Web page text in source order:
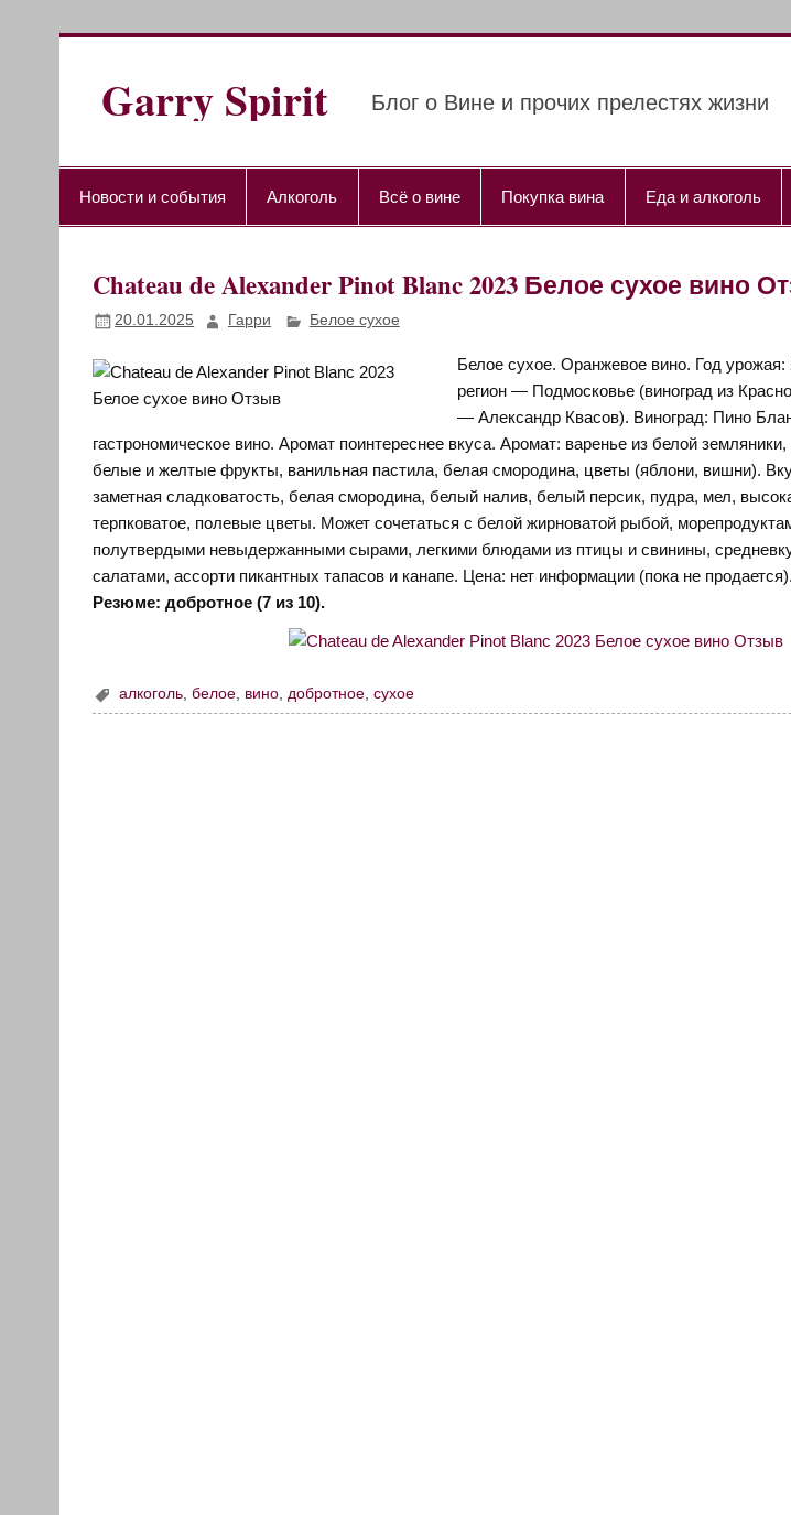
Перейти
Garry Spirit Блог о Вине и прочих прелестях жизни
Новости и события Алкоголь Всё о вине Покупка вина Еда и алкоголь
Chateau de Alexander Pinot Blanc 2023 Белое сухое вино
20.01.2025 Гарри Белое сухое
Белое сухое. Оранжевое вино. Год урожая:
регион — Подмосковье (виноград из
— Александр Квасов). Виноград: Пино
гастрономическое вино. Аромат поинтереснее вкуса. Аромат: варенье из белой
белые и желтые фрукты, ванильная пастила, белая смородина, цветы (яблони, вишни).
заметная сладковатость, белая смородина, белый налив, белый персик, пудра, мел,
терпковатое, полевые цветы. Может сочетаться с белой жирноватой рыбой,
полутвердыми невыдержанными сырами, легкими блюдами из птицы и свинины,
салатами, ассорти пикантных тапасов и канапе. Цена: нет информации (пока не
Резюме: добротное (7 из 10).
алкоголь ,белое вино добротное ,сухое